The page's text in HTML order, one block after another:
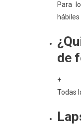
Para
de
+
Todas